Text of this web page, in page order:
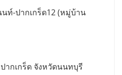
ท์-ปากเกร็ด12 (หมู่บ้าน
ากเกร็ด จังหวัดนนทบุรี